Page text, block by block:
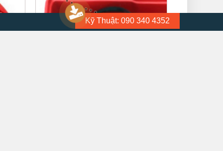
Kỹ Thuật: 090 340 4352